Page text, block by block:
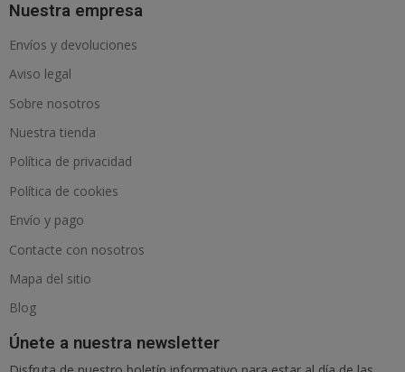
Nuestra empresa
Envíos y devoluciones
Aviso legal
Sobre nosotros
Nuestra tienda
Política de privacidad
Política de cookies
Envío y pago
Contacte con nosotros
Mapa del sitio
Blog
Únete a nuestra newsletter